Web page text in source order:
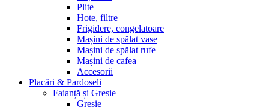
Plite
Hote, filtre
Frigidere, congelatoare
Mașini de spălat vase
Mașini de spălat rufe
Mașini de cafea
Accesorii
Placări & Pardoseli
Faianță și Gresie
Gresie